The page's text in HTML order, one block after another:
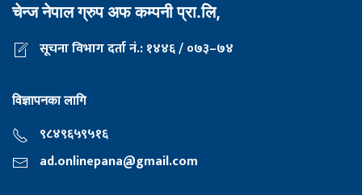
चेन्ज नेपाल ग्रुप अफ कम्पनी प्रा.लि,
सूचना विभाग दर्ता नं.: १४४६ / ०७३–७४
विज्ञापनका लागि
९८४९६५९५१६
ad.onlinepana@gmail.com